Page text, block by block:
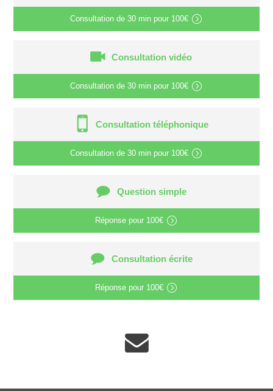
Consultation de 30 min pour 100€
Consultation vidéo
Consultation de 30 min pour 100€
Consultation téléphonique
Consultation de 30 min pour 100€
Question simple
Réponse pour 100€
Consultation écrite
Réponse pour 100€